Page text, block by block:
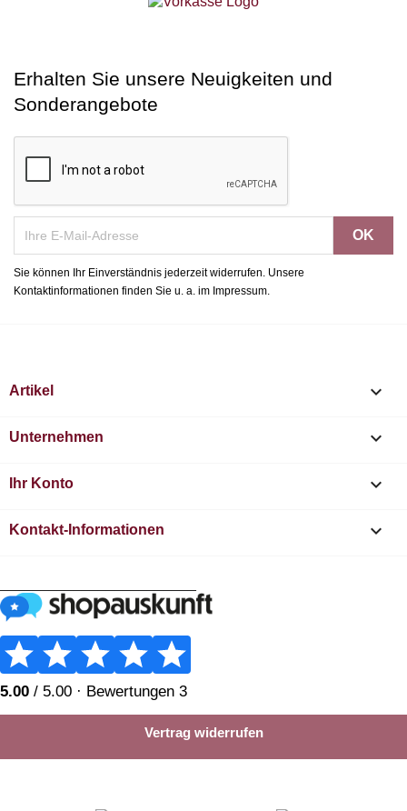
Erhalten Sie unsere Neuigkeiten und
Sonderangebote
Sie können Ihr Einverständnis jederzeit widerrufen. Unsere
Kontaktinformationen finden Sie u. a. im Impressum.
Artikel 
Unternehmen 
Ihr Konto 
Kontakt-Informationen keyboard_arrow_down
Vertrag widerrufen